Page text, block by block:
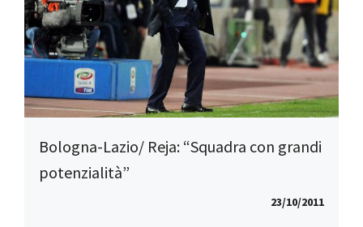
Bologna-Lazio/ Reja: “Squadra con grandi
potenzialità”
23/10/2011